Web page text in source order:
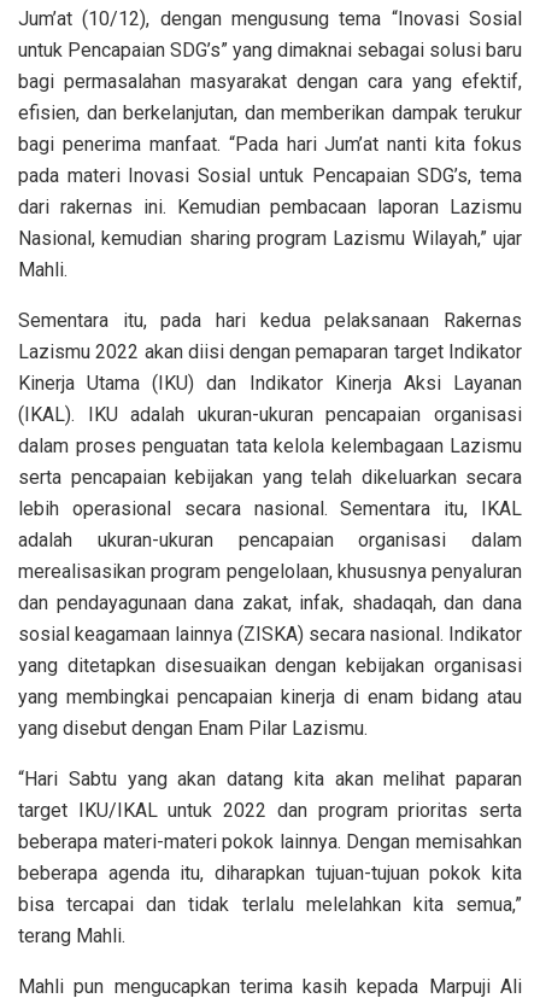
Jum’at (10/12), dengan mengusung tema “Inovasi Sosial
untuk Pencapaian SDG’s” yang dimaknai sebagai solusi baru
bagi permasalahan masyarakat dengan cara yang efektif,
efisien, dan berkelanjutan, dan memberikan dampak terukur
bagi penerima manfaat. “Pada hari Jum’at nanti kita fokus
pada materi Inovasi Sosial untuk Pencapaian SDG’s, tema
dari rakernas ini. Kemudian pembacaan laporan Lazismu
Nasional, kemudian sharing program Lazismu Wilayah,” ujar
Mahli.
Sementara itu, pada hari kedua pelaksanaan Rakernas
Lazismu 2022 akan diisi dengan pemaparan target Indikator
Kinerja Utama (IKU) dan Indikator Kinerja Aksi Layanan
(IKAL). IKU adalah ukuran-ukuran pencapaian organisasi
dalam proses penguatan tata kelola kelembagaan Lazismu
serta pencapaian kebijakan yang telah dikeluarkan secara
lebih operasional secara nasional. Sementara itu, IKAL
adalah ukuran-ukuran pencapaian organisasi dalam
merealisasikan program pengelolaan, khususnya penyaluran
dan pendayagunaan dana zakat, infak, shadaqah, dan dana
sosial keagamaan lainnya (ZISKA) secara nasional. Indikator
yang ditetapkan disesuaikan dengan kebijakan organisasi
yang membingkai pencapaian kinerja di enam bidang atau
yang disebut dengan Enam Pilar Lazismu.
“Hari Sabtu yang akan datang kita akan melihat paparan
target IKU/IKAL untuk 2022 dan program prioritas serta
beberapa materi-materi pokok lainnya. Dengan memisahkan
beberapa agenda itu, diharapkan tujuan-tujuan pokok kita
bisa tercapai dan tidak terlalu melelahkan kita semua,”
terang Mahli.
Mahli pun mengucapkan terima kasih kepada Marpuji Ali